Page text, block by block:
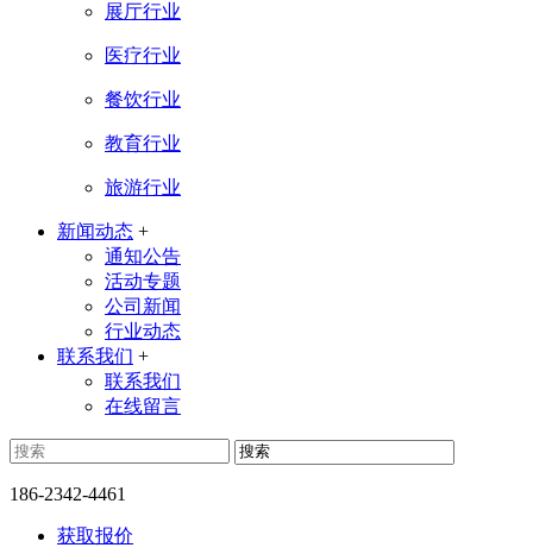
展厅行业
医疗行业
餐饮行业
教育行业
旅游行业
新闻动态 +
通知公告
活动专题
公司新闻
行业动态
联系我们 +
联系我们
在线留言
186-2342-4461
获取报价